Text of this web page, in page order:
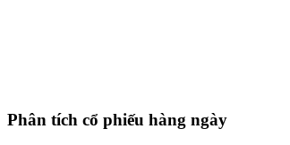
Phân tích cổ phiếu hàng ngày